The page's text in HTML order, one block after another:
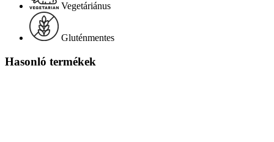
Vegetáriánus
Gluténmentes
Hasonló termékek